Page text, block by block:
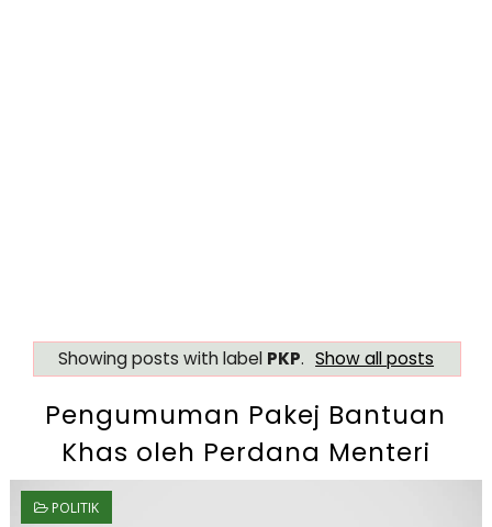
Showing posts with label PKP. Show all posts
Pengumuman Pakej Bantuan
Khas oleh Perdana Menteri
POLITIK